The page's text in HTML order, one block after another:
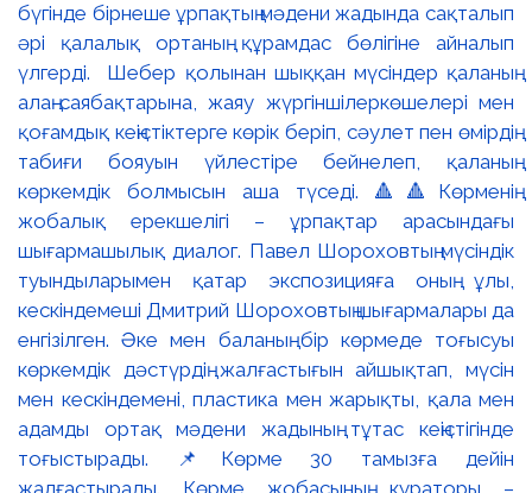
бүгінде бірнеше ұрпақтың мәдени жадында сақталып
әрі қалалық ортаның құрамдас бөлігіне айналып
үлгерді. Шебер қолынан шыққан мүсіндер қаланың
алаң-саябақтарына, жаяу жүргіншілеркөшелері мен
қоғамдық кеңістіктерге көрік беріп, сәулет пен өмірдің
табиғи бояуын үйлестіре бейнелеп, қаланың
көркемдік болмысын аша түседі. 🔺🔺Көрменің
жобалық ерекшелігі – ұрпақтар арасындағы
шығармашылық диалог. Павел Шороховтың мүсіндік
туындыларымен қатар экспозицияға оның ұлы,
кескіндемеші Дмитрий Шороховтың шығармалары да
енгізілген. Әке мен баланың бір көрмеде тоғысуы
көркемдік дәстүрдің жалғастығын айшықтап, мүсін
мен кескіндемені, пластика мен жарықты, қала мен
адамды ортақ мәдени жадының тұтас кеңістігінде
тоғыстырады. 📌Көрме 30 тамызға дейін
жалғастырады. Көрме жобасының кураторы –